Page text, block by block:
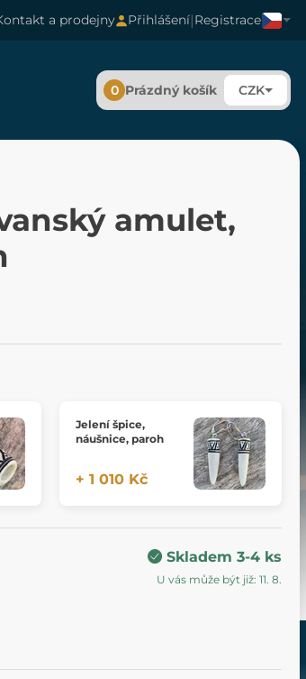
a prodejny Přihlášení|Registrace
0 Prázdný košík CZK
amulet,
Jelení špice,
náušnice, paroh
+ 1 010 Kč
Skladem 3-4 ks
U vás může být již: 11. 8.